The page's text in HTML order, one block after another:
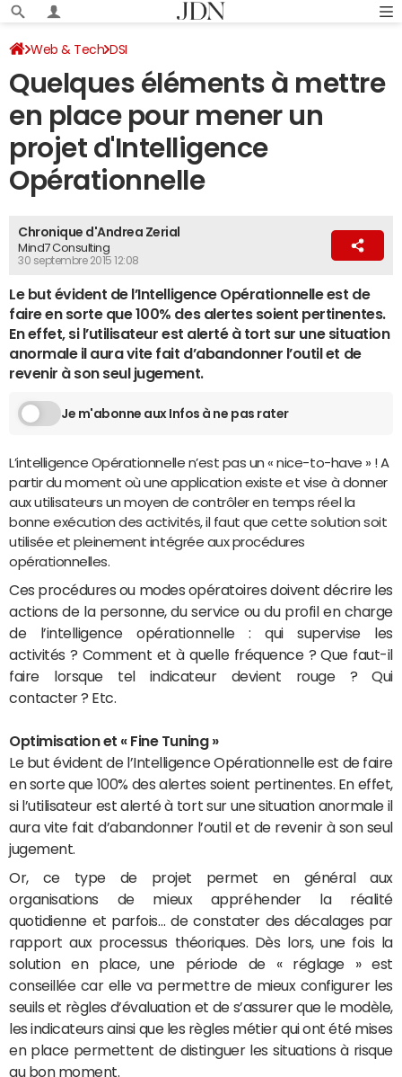
Web & Tech DSI
Quelques éléments à mettre
en place pour mener un
projet d'Intelligence
Opérationnelle
Chronique d'Andrea Zerial
Mind7 Consulting
30 septembre 2015 12:08
Le but évident de l’Intelligence Opérationnelle est de
faire en sorte que 100% des alertes soient pertinentes.
En effet, si l’utilisateur est alerté à tort sur une situation
anormale il aura vite fait d’abandonner l’outil et de
revenir à son seul jugement.
Je m'abonne aux Infos à ne pas rater
L’intelligence Opérationnelle n’est pas un « nice-to-have » ! A
partir du moment où une application existe et vise à donner
aux utilisateurs un moyen de contrôler en temps réel la
bonne exécution des activités, il faut que cette solution soit
utilisée et pleinement intégrée aux procédures
opérationnelles.
Ces procédures ou modes opératoires doivent décrire les
actions de la personne, du service ou du profil en charge
de l’intelligence opérationnelle : qui supervise les
activités ? Comment et à quelle fréquence ? Que faut-il
faire lorsque tel indicateur devient rouge ? Qui
contacter ? Etc.
Optimisation et « Fine Tuning »
Le but évident de l’Intelligence Opérationnelle est de faire
en sorte que 100% des alertes soient pertinentes. En effet,
si l’utilisateur est alerté à tort sur une situation anormale il
aura vite fait d’abandonner l’outil et de revenir à son seul
jugement.
Or, ce type de projet permet en général aux
organisations de mieux appréhender la réalité
quotidienne et parfois… de constater des décalages par
rapport aux processus théoriques. Dès lors, une fois la
solution en place, une période de « réglage » est
conseillée car elle va permettre de mieux configurer les
seuils et règles d’évaluation et de s’assurer que le modèle,
les indicateurs ainsi que les règles métier qui ont été mises
en place permettent de distinguer les situations à risque
au bon moment.